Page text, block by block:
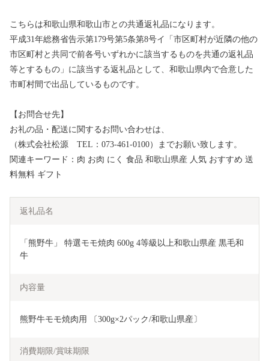
こちらは和歌山県和歌山市との共通返礼品になります。
平成31年総務省告示第179号第5条第8号イ「市区町村が近隣の他の
市区町村と共同で前各号いずれかに該当するものを共通の返礼品
等とするもの」に該当する返礼品として、和歌山県内で合意した
市町村間で出品しているものです。
【お問合せ先】
お礼の品・配送に関するお問い合わせは、
（株式会社松源 TEL：073-461-0100）までお願い致します。
関連キーワード：肉 お肉 にく 食品 和歌山県産 人気 おすすめ 送
料無料 ギフト
返礼品名
「熊野牛」 特選モモ焼肉 600g 4等級以上和歌山県産 黒毛和
牛
内容量
熊野牛モモ焼肉用 〔300g×2パック/和歌山県産〕
消費期限/賞味期限